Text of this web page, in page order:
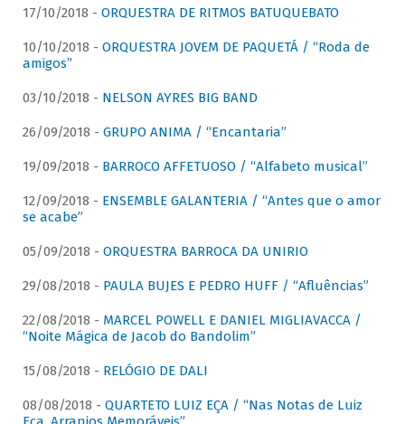
17/10/2018 - ORQUESTRA DE RITMOS BATUQUEBATO
10/10/2018 - ORQUESTRA JOVEM DE PAQUETÁ / “Roda de
amigos”
03/10/2018 - NELSON AYRES BIG BAND
26/09/2018 - GRUPO ANIMA / “Encantaria”
19/09/2018 - BARROCO AFFETUOSO / “Alfabeto musical”
12/09/2018 - ENSEMBLE GALANTERIA / “Antes que o amor
se acabe”
05/09/2018 - ORQUESTRA BARROCA DA UNIRIO
29/08/2018 - PAULA BUJES E PEDRO HUFF / “Afluências”
22/08/2018 - MARCEL POWELL E DANIEL MIGLIAVACCA /
“Noite Mágica de Jacob do Bandolim”
15/08/2018 - RELÓGIO DE DALI
08/08/2018 - QUARTETO LUIZ EÇA / “Nas Notas de Luiz